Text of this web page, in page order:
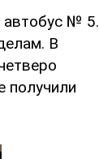
автобус № 5.
В
получили